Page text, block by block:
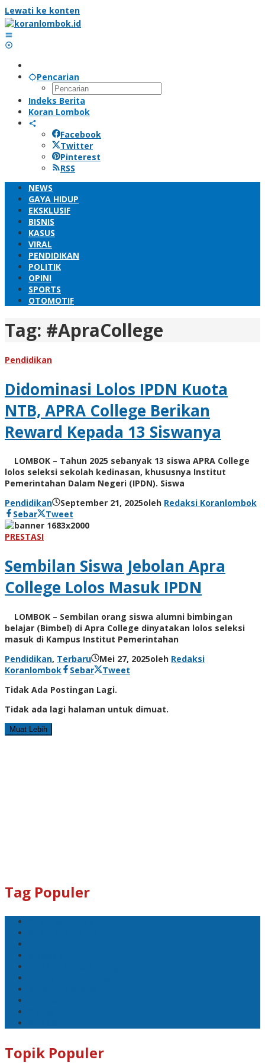
Lewati ke konten
Pencarian
Indeks Berita
Koran Lombok
Facebook
Twitter
Pinterest
RSS
NEWS
GAYA HIDUP
EKSKLUSIF
BISNIS
KASUS
VIRAL
PENDIDIKAN
POLITIK
OPINI
SPORTS
OTOMOTIF
Tag: #ApraCollege
Pendidikan
Didominasi Lolos IPDN Kuota
NTB, APRA College Berikan
Reward Kepada 13 Siswanya
LOMBOK – Tahun 2025 sebanyak 13 siswa APRA College
lolos seleksi sekolah kedinasan, khususnya Institut
Pemerintahan Dalam Negeri (IPDN). Siswa
Pendidikan
September 21, 2025oleh Redaksi Koranlombok
Sebar
Tweet
PRESTASI
Sembilan Siswa Jebolan Apra
College Lolos Masuk IPDN
LOMBOK – Sembilan orang siswa alumni bimbingan
belajar (Bimbel) di Apra College dinyatakan lolos seleksi
masuk di Kampus Institut Pemerintahan
Pendidikan, Terbaru Mei 27, 2025oleh Redaksi
Koranlombok
Sebar
Tweet
Tidak Ada Postingan Lagi.
Tidak ada lagi halaman untuk dimuat.
Muat Lebih
Tag Populer
Topik Populer